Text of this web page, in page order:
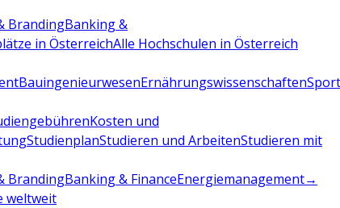
BrandingBanking &
in ÖsterreichAlle Hochschulen in Österreich
BauingenieurwesenErnährungswissenschaften
Kosten und
StudienplanStudieren und ArbeitenStudieren mit
BrandingBanking & FinanceEnergiemanagement→
weltweit